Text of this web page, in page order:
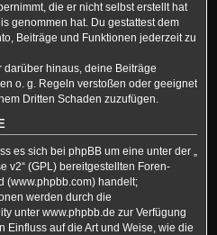
die er nicht selbst erstellt hat
genommen hat. Du gestattest dem
Beiträge und Funktionen jederzeit zu
darüber hinaus, deine Beiträge
o. g. Regeln verstoßen oder geeignet
Dritten Schaden zuzufügen.
es sich bei phpBB um eine unter der „
v2“ (GPL) bereitgestellten Foren-
(www.phpbb.com) handelt;
werden durch die
unter www.phpbb.de zur Verfügung
Einfluss auf die Art und Weise, wie die